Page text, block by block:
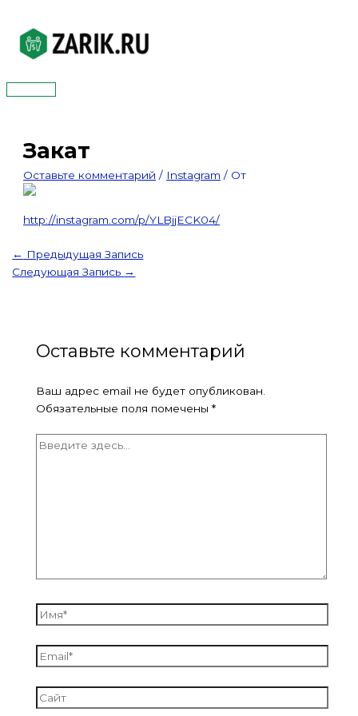
содержимому
Главное
Закат
Оставьте комментарий / Instagram / От
http://instagram.com/p/YLBjjECK04/
← Предыдущая Запись
Следующая Запись →
Оставьте комментарий
Ваш адрес email не будет опубликован.
Обязательные поля помечены *
Введите
Имя*
Email*
Сайт